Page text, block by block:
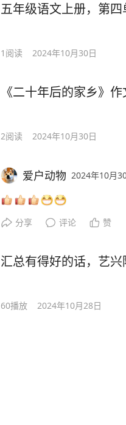
五年级语文上册，第四
1 阅读 2024年10月30日
《二十年后的家乡》作
2阅读 2024年10月30日
爱户动物 2024年10月
分享 评论 赞
汇总有得好的话，艺
60播放 2024年10月28日